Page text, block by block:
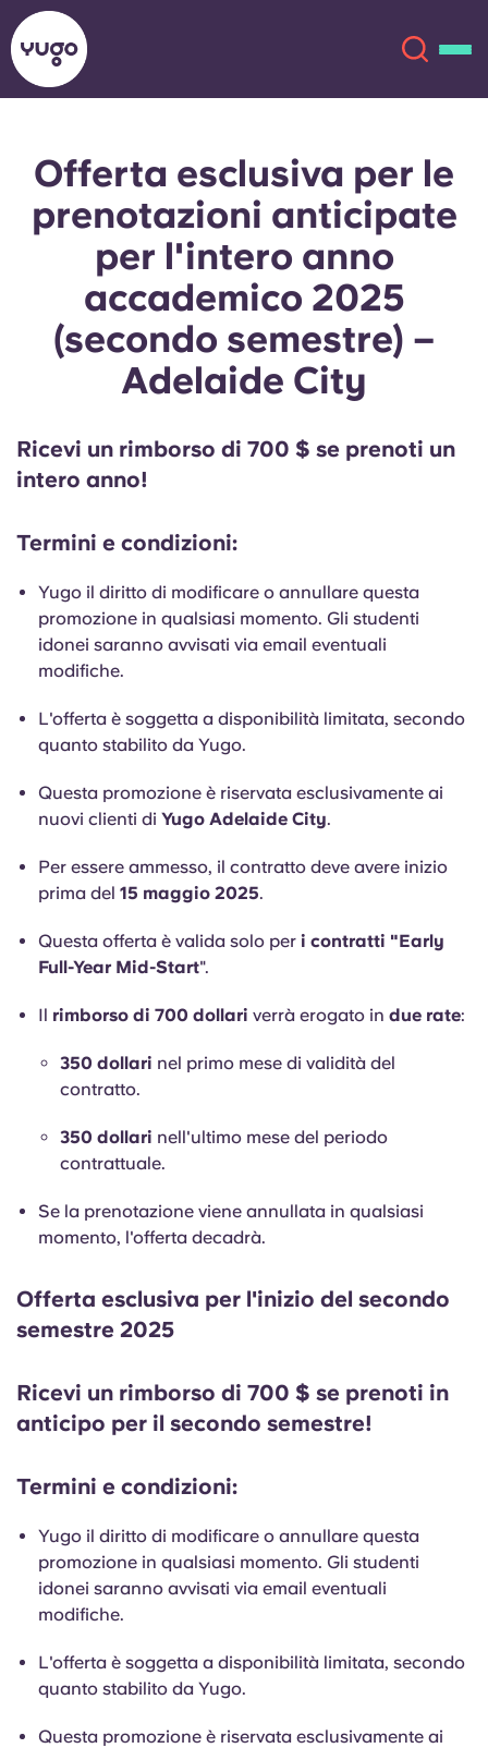
Chi siamo
Sedi
Account Lingua
Chinese
Català
Deutsch
Italian
Seleziona una città
Seleziona una residenza
Accedi
English (GB)
English (US)
Chinese Español
Català Deutsch
Offerta esclusiva per le
prenotazioni anticipate
per l'intero anno
accademico 2025
(secondo semestre) –
Adelaide City
Ricevi un rimborso di 700 $ se prenoti un
intero anno!
Termini e condizioni:
Yugo il diritto di modificare o annullare questa
promozione in qualsiasi momento. Gli studenti
idonei saranno avvisati via email eventuali
modifiche.
L'offerta è soggetta a disponibilità limitata, secondo
quanto stabilito da Yugo.
Questa promozione è riservata esclusivamente ai
nuovi clienti di Yugo Adelaide City.
Per essere ammesso, il contratto deve avere inizio
prima del 15 maggio 2025.
Questa offerta è valida solo per i contratti "Early
Full-Year Mid-Start".
Il rimborso di 700 dollari verrà erogato in due rate:
350 dollari nel primo mese di validità del
contratto.
350 dollari nell'ultimo mese del periodo
contrattuale.
Se la prenotazione viene annullata in qualsiasi
momento, l'offerta decadrà.
Offerta esclusiva per l'inizio del secondo
semestre 2025
Ricevi un rimborso di 700 $ se prenoti in
anticipo per il secondo semestre!
Termini e condizioni:
Yugo il diritto di modificare o annullare questa
promozione in qualsiasi momento. Gli studenti
idonei saranno avvisati via email eventuali
modifiche.
L'offerta è soggetta a disponibilità limitata, secondo
quanto stabilito da Yugo.
Questa promozione è riservata esclusivamente ai